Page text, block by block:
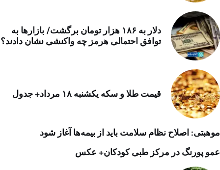
دلار به ۱۸۶ هزار تومان برگشت/ بازارها به
توافق احتمالی هرمز چه واکنشی نشان دادند؟
قیمت طلا و سکه یکشنبه ۱۸ مرداد+ جدول
موهبتی: اصلاح نظام سلامت باید از بیمه‌ها آغاز شود
عمو پورنگ در مرکز طبی کودکان+ عکس